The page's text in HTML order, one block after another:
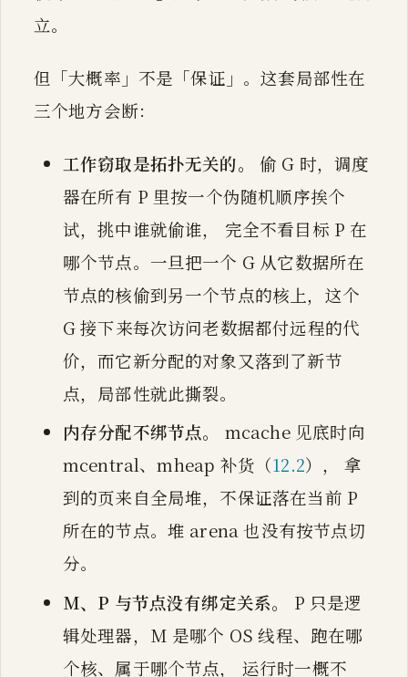
立。
但「大概率」不是「保证」。这套局部性在
三个地方会断：
工作窃取是拓扑无关的。
偷 G 时，调度
器在所有 P 里按一个伪随机顺序挨个
试，挑中谁就偷谁， 完全不看目标 P 在
哪个节点。一旦把一个 G 从它数据所在
节点的核偷到另一个节点的核上，这个
G 接下来每次访问老数据都付远程的代
价，而它新分配的对象又落到了新节
点，局部性就此撕裂。
内存分配不绑节点。
mcache 见底时向
mcentral、mheap 补货（12.2）， 拿
到的页来自全局堆，不保证落在当前 P
所在的节点。堆 arena 也没有按节点切
分。
M、P 与节点没有绑定关系。
P 只是逻
辑处理器，M 是哪个 OS 线程、跑在哪
个核、属于哪个节点， 运行时一概不